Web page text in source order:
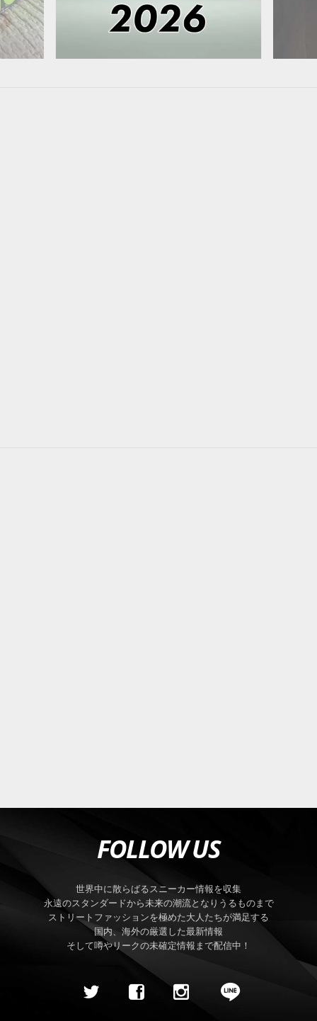
FOLLOW US
世界中に散らばるスニーカー情報を収集
永遠のスタンダードから未来の潮流となりうるものまで
ストリートファッションを極めた大人たちが満足する
国内、海外の厳選した最新情報
そして噂やリークの未確定情報まで配信中！